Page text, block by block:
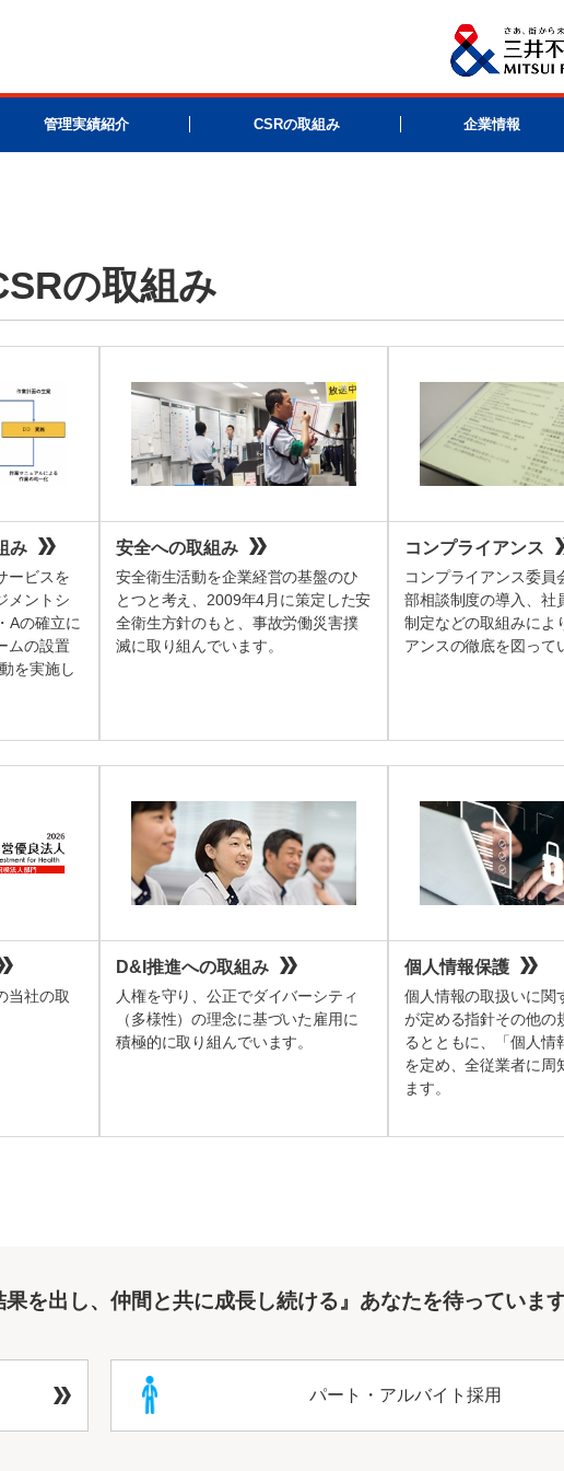
管理実績紹介 CSRの取組み 企業情報
の取組み
み
ービスを
メントシ
Aの確立に
ムの設置
を実施し
安全への取組み
安全衛生活動を企業経営の基盤のひ
とつと考え、2009年4月に策定した安
全衛生方針のもと、事故労働災害撲
滅に取り組んでいます。
コンプライアンス
コンプライアンス委員
部相談制度の導入、社
制定などの取組みによ
アンスの徹底を図って
当社の取
D&I推進への取組み
人権を守り、公正でダイバーシティ
（多様性）の理念に基づいた雇用に
積極的に取り組んでいます。
個人情報保護
個人情報の取扱いに関
が定める指針その他の
るとともに、「個人情
を定め、全従業者に周
ます。
を出し、仲間と共に成長し続ける』あなたを待っていま
パート・アルバイト採用